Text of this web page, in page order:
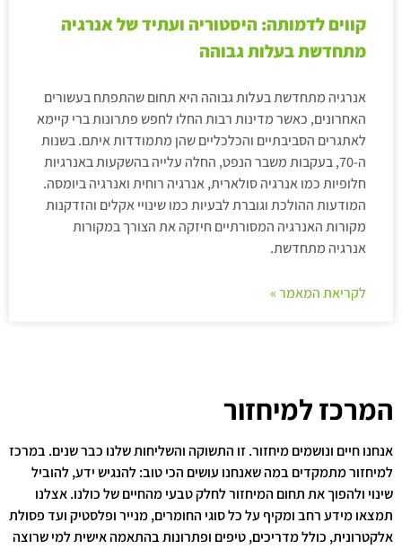
קווים לדמותה: היסטוריה ועתיד של אנרגיה
מתחדשת בעלות גבוהה
אנרגיה מתחדשת בעלות גבוהה היא תחום שהתפתח בעשורים
האחרונים, כאשר מדינות רבות החלו לחפש פתרונות ברי קיימא
לאתגרים הסביבתיים והכלכליים שהן מתמודדות איתם. בשנות
ה-70, בעקבות משבר הנפט, החלה עלייה בהשקעות באנרגיות
חלופיות כמו אנרגיה סולארית, אנרגיה רוחית ואנרגיה ביומסה.
המודעות ההולכת וגוברת לבעיות כמו שינויי אקלים והזדקנות
מקורות האנרגיה המסורתיים חיזקה את הצורך במקורות
אנרגיה מתחדשת.
לקריאת המאמר »
המרכז למיחזור
אנחנו חיים ונושמים מיחזור. זו התשוקה והשליחות שלנו כבר שנים. במרכז
למיחזור מתמקדים במה שאנחנו עושים הכי טוב: להנגיש ידע, להוביל
שינוי ולהפוך את תחום המיחזור לחלק טבעי מהחיים של כולנו. אצלנו
תמצאו מידע רחב ומקיף על כל סוגי החומרים, מנייר ופלסטיק ועד פסולת
אלקטרונית, כולל מדריכים, טיפים ופתרונות בהתאמה אישית למי שרוצה